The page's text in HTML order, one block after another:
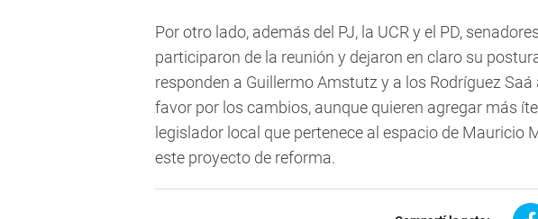
Por otro lado, además del PJ, la UCR y el PD,
participaron de la reunión y dejaron en claro su
responden a Guillermo Amstutz y a los Rodríguez
favor por los cambios, aunque quieren agregar más
legislador local que pertenece al espacio de Mauricio
este proyecto de reforma.